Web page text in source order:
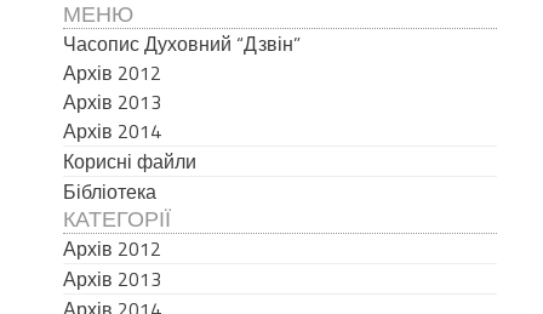
МЕНЮ
Часопис Духовний “Дзвін”
Архів 2012
Архів 2013
Архів 2014
Корисні файли
Бібліотека
КАТЕГОРІЇ
Архів 2012
Архів 2013